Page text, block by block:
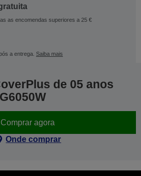
as encomendas superiores a 25 €
a entrega. Saiba mais
de 05 anos
Comprar agora
Onde comprar